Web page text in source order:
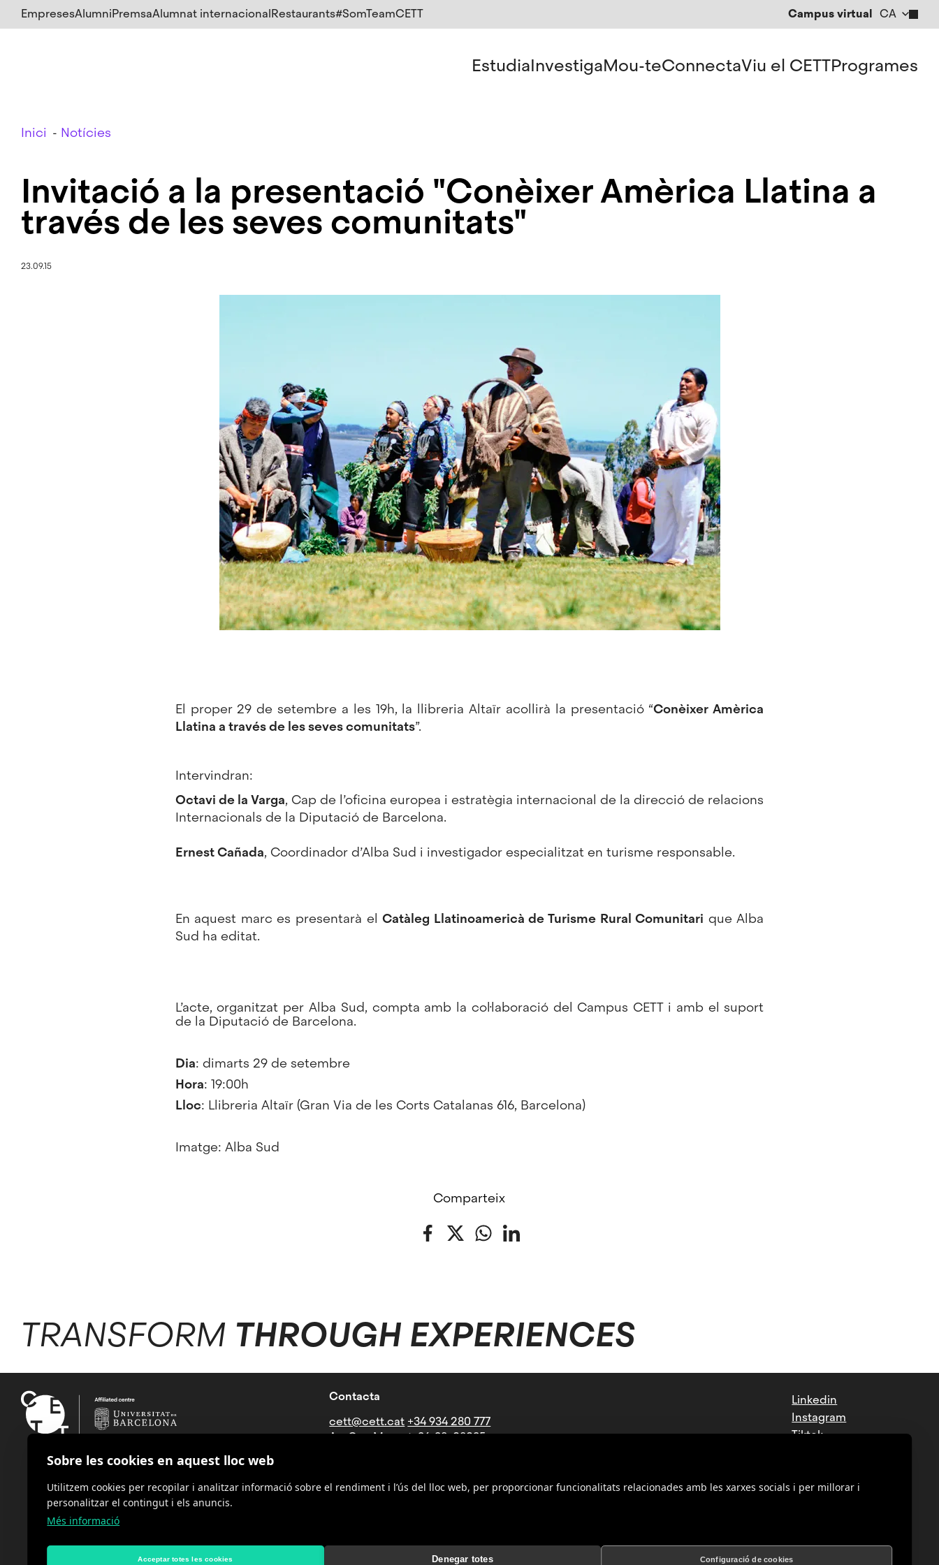
Salta
al
EmpresesAlumniPremsaAlumnat internacionalRestaurants#SomTeamCETT Campus virtual CA
EN
EstudiaInvestigaMou-teConnectaViu el CETTProgrames
Breadcrumb
Inici Notícies
Invitació a la presentació "Conèixer Amèrica Llatina a
través de les seves comunitats"
23.09.15
El proper 29 de setembre a les 19h, la llibreria Altaïr acollirà la presentació “Conèixer Amèrica
Llatina a través de les seves comunitats”.
Intervindran:
Octavi de la Varga, Cap de l’oficina europea i estratègia internacional de la direcció de relacions
Internacionals de la Diputació de Barcelona.
Ernest Cañada, Coordinador d’Alba Sud i investigador especialitzat en turisme responsable.
En aquest marc es presentarà elCatàleg Llatinoamericà de Turisme Rural Comunitari que Alba
Sud ha editat.
L’acte, organitzat per Alba Sud, compta amb la col·laboració del Campus CETT i amb el suport
de la Diputació de Barcelona.
Dia: dimarts 29 de setembre
Hora: 19:00h
Lloc: Llibreria Altaïr (Gran Via de les Corts Catalanas 616, Barcelona)
Imatge: Alba Sud
Comparteix
Facebook
TwitterWhatsApp
LinkedIn
TRANSFORM THROUGH EXPERIENCES
Contacta
cett@cett.cat +34 934 280 777
Av. Can Marcet, 36-38, 08035
76-B16-B19-N4
Metro: Parada Mundet (Línia 3 -
Linkedin
Instagram
Tiktok
Sobre les cookies en aquest lloc web
Utilitzem cookies per recopilar i analitzar informació sobre el rendiment i l’ús del lloc web, per proporcionar funcionalitats relacionades amb les xarxes socials i per millorar i
personalitzar el contingut i els anuncis.
Més informació
Acceptar totes les cookies Denegar totes Configuració de cookies